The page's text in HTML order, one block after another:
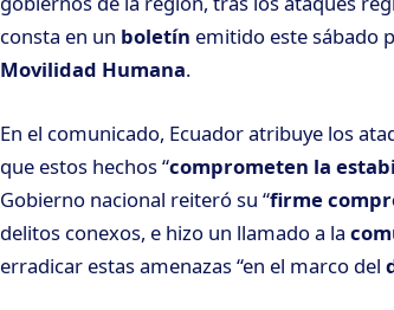
consta en un boletín emitido este sábado
Movilidad Humana.
En el comunicado, Ecuador atribuye los
que estos hechos “comprometen la
Gobierno nacional reiteró su “firme
delitos conexos, e hizo un llamado a la
erradicar estas amenazas “en el marco del